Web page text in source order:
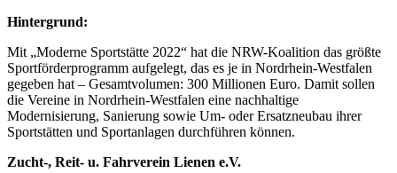
Hintergrund:
Mit „Moderne Sportstätte 2022“ hat die NRW-Koalition das größte
Sportförderprogramm aufgelegt, das es je in Nordrhein-Westfalen
gegeben hat – Gesamtvolumen: 300 Millionen Euro. Damit sollen
die Vereine in Nordrhein-Westfalen eine nachhaltige
Modernisierung, Sanierung sowie Um- oder Ersatzneubau ihrer
Sportstätten und Sportanlagen durchführen können.
Zucht-, Reit- u. Fahrverein Lienen e.V.